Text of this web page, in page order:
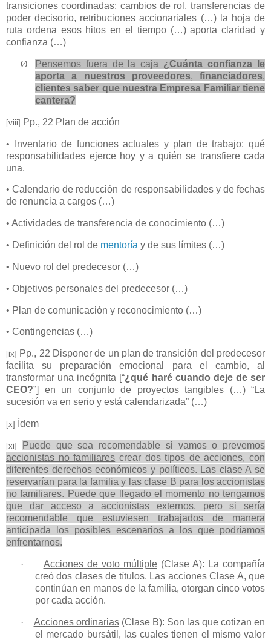
transiciones coordinadas: cambios de rol, transferencias de
poder decisorio, retribuciones accionariales (…) la hoja de
ruta ordena esos hitos en el tiempo (…) aporta claridad y
confianza (…)
Ø Pensemos fuera de la caja ¿Cuánta confianza le
aporta a nuestros
proveedores, financiadores,
clientes saber que nuestra Empresa Familiar tiene
cantera?
[viii] Pp., 22 Plan de acción
• Inventario de funciones actuales y plan de trabajo: qué
responsabilidades ejerce hoy y a quién se transfiere cada
una.
• Calendario de reducción de responsabilidades y de fechas
de renuncia a cargos (…)
• Actividades de transferencia de conocimiento (…)
• Definición del rol de mentoría y de sus límites (…)
• Nuevo rol del predecesor (…)
• Objetivos personales del predecesor (…)
• Plan de comunicación y reconocimiento (…)
• Contingencias (…)
[ix] Pp., 22 Disponer de un plan de transición del predecesor
facilita su preparación emocional para el cambio, al
transformar una incógnita [“¿qué haré cuando deje de ser
CEO?”] en un conjunto de proyectos tangibles (…) “La
sucesión va en serio y está calendarizada” (…)
[x] Ídem
[xi]
Puede que sea recomendable si vamos o prevemos
accionistas no familiares crear dos tipos de acciones, con
diferentes derechos económicos y políticos. Las clase A se
reservarían para la familia y las clase B para los accionistas
no familiares. Puede que llegado el momento no tengamos
que dar acceso a accionistas externos, pero si sería
recomendable que estuviesen trabajados de manera
anticipada los posibles escenarios a los que podríamos
enfrentarnos.
· Acciones de voto múltiple(Clase A): La compañía
creó dos clases de títulos. Las acciones Clase A, que
continúan en manos de la familia, otorgan cinco votos
por cada acción.
· Acciones ordinarias(Clase B): Son las que cotizan en
el mercado bursátil, las cuales tienen el mismo valor